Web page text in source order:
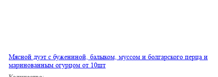
Мясной дуэт с бужениной, балыком, муссом и болгарского перца и
маринованным огурцом от 10шт